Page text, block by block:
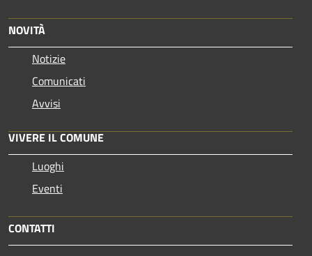
NOVITÀ
Notizie
Comunicati
Avvisi
VIVERE IL COMUNE
Luoghi
Eventi
CONTATTI